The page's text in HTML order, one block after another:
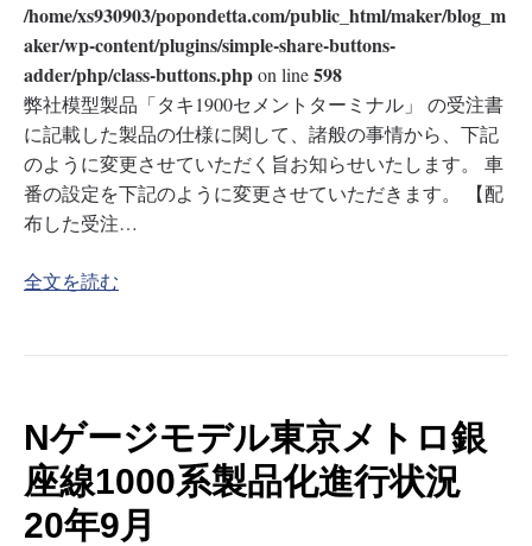
/home/xs930903/popondetta.com/public_html/maker/blog_m
aker/wp-content/plugins/simple-share-buttons-
adder/php/class-buttons.phpon line598
弊社模型製品「タキ1900セメントターミナル」 の受注書
に記載した製品の仕様に関して、諸般の事情から、下記
のように変更させていただく旨お知らせいたします。 車
番の設定を下記のように変更させていただきます。 【配
布した受注…
全文を読む
Nゲージモデル東京メトロ銀
座線1000系製品化進行状況
20年9月